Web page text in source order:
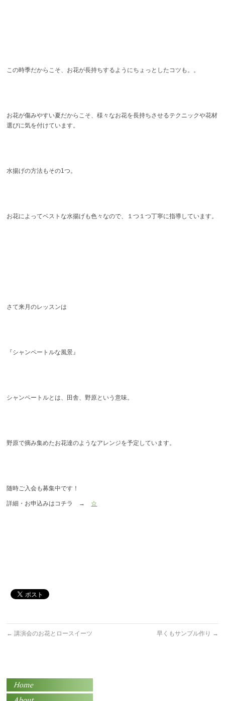
この時季だからこそ、お花が長持ちするようにちょっとしたコツも。。
お花が傷みやすい夏だからこそ、様々なお花を長持ちさせるテクニックや花材
選びに気を付けています。
水揚げの方法もその1つ。
お花によってベストな水揚げも色々なので、１つ１つ丁寧に指導しています。
さて来月のレッスンは
『シャンペートルな風景』
シャンペートルとは、田舎、野原という意味。
野原で摘み集めたお花達のようなアレンジを予定しています。
随時ご入会も募集中です！
詳細・お申込みはコチラ → ☆
← 講演会のお花とロースイーツ 早くもサンプル作り →